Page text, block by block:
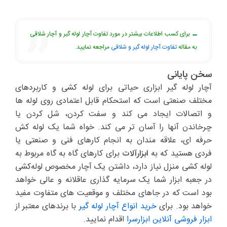
برای کسب اطلاعات بیشتر در مورد تفاوت آچار لوله گیر و آچار شلاقی
به مقالهتفاوت آچار لوله گیر و شلاقی مراجعه نمایید.
سخن پایانی
آچار لوله گیر ابزاری حیاتی برای لوله کشی و کاربردهای
مختلف صنعتی است که استحکام قابل اعتمادی روی لوله ها
و اتصالات ایجاد می کند و سفت کردن، شل کردن یا
چرخاندن آنها را آسان تر می کند. خواه شما یک لوله کش
حرفه ای، علاقه مندان به انجام کارهای فنی و صنعتی یا
فردی هستید که به ابزارآلات برای کارهای گاه به گاه مربوط به
لوله کشی منزل نیاز دارد، داشتن یک آچار مخصوص لوله‌کشی
در جعبه ابزار شما یک سرمایه گذاری عاقلانه و عالی خواهد
بود است که در جاهای مختلف و موقعیت های متفاوت مفید
خواهد بود. برایخرید انواع آچار لوله گیربا برندهای معتبر از
ابزار فروشی آنلاین ابزارسرا اقدام نمایید.